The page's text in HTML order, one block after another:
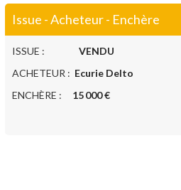
Issue - Acheteur - Enchère
ISSUE : VENDU
ACHETEUR : Ecurie Delto
ENCHÈRE : 15 000 €